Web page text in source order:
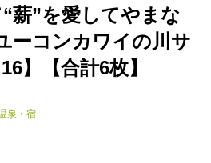
薪”を愛してやまな
ーコンカワイの川サ
】【合計6枚】
泉・宿